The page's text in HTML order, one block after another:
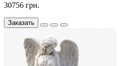
30756 грн.
Заказать